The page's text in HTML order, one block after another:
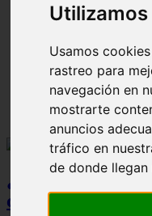
Usamos
rastreo para
navegación en
mostrarte
anuncios
tráfico en
de donde
▷ Zona Azul
¿Qué Seat Ibiza
comprar?